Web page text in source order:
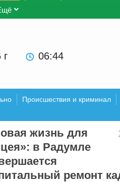
г 06:44
Происшествия и криминал
жизнь для
в Радумле
ремонт